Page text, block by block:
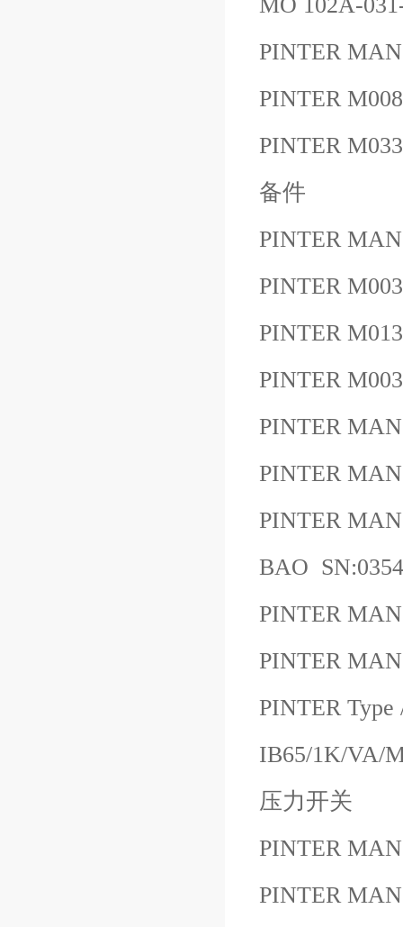
PINTER
PINTER
PINTER
备件
PINTER
PINTER
PINTER
PINTER
PINTER
PINTER
PINTER
BAO
PINTER
PINTER
PINTER
IB65/1K/VA/
压力开关
PINTER
PINTER